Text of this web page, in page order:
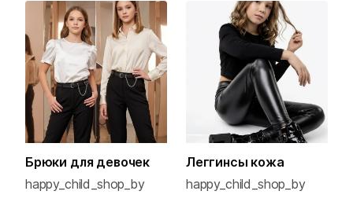
Брюки для девочек
happy_child_shop_by
Леггинсы кожа
happy_child_shop_by